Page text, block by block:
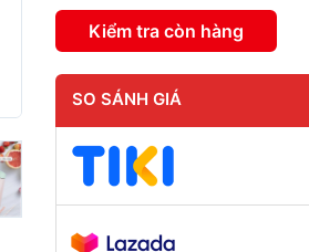
Kiểm tra còn hàng
SO SÁNH GIÁ